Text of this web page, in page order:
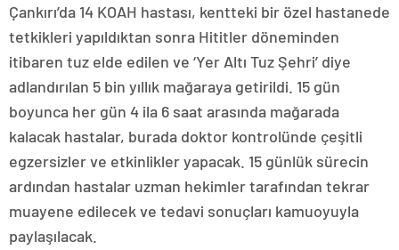
Çankırı’da 14 KOAH hastası, kentteki bir özel hastanede
tetkikleri yapıldıktan sonra Hititler döneminden
itibaren tuz elde edilen ve ‘Yer Altı Tuz Şehri’ diye
adlandırılan 5 bin yıllık mağaraya getirildi. 15 gün
boyunca her gün 4 ila 6 saat arasında mağarada
kalacak hastalar, burada doktor kontrolünde çeşitli
egzersizler ve etkinlikler yapacak. 15 günlük sürecin
ardından hastalar uzman hekimler tarafından tekrar
muayene edilecek ve tedavi sonuçları kamuoyuyla
paylaşılacak.